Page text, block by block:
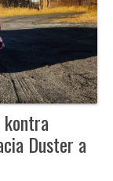
kontra
Duster a